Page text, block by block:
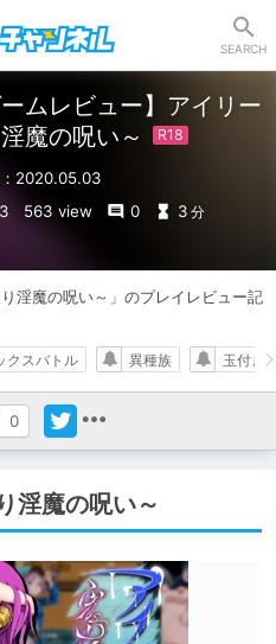
SEARCH
ムレビュー】アイリー
魔の呪い～
2020.05.03
563 view 0 3 分
淫魔の呪い～」のプレイレビュー記
0
クスバトル 異種族 玉付き
淫魔の呪い～